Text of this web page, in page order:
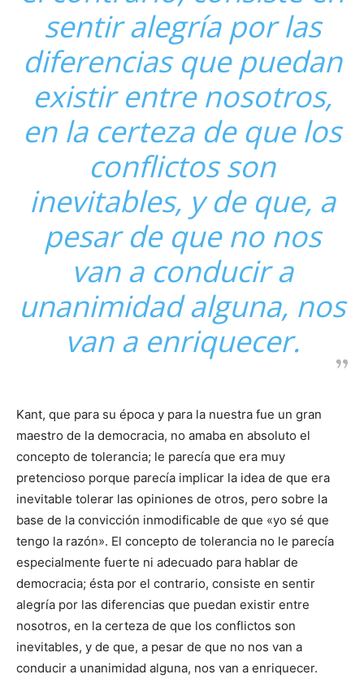
sentir alegría por las
diferencias que puedan
existir entre nosotros,
en la certeza de que los
conflictos son
inevitables, y de que, a
pesar de que no nos
van a conducir a
unanimidad alguna, nos
van a enriquecer.
Kant, que para su época y para la nuestra fue un gran
maestro de la democracia, no amaba en absoluto el
concepto de tolerancia; le parecía que era muy
pretencioso porque parecía implicar la idea de que era
inevitable tolerar las opiniones de otros, pero sobre la
base de la convicción inmodificable de que «yo sé que
tengo la razón». El concepto de tolerancia no le parecía
especialmente fuerte ni adecuado para hablar de
democracia; ésta por el contrario, consiste en sentir
alegría por las diferencias que puedan existir entre
nosotros, en la certeza de que los conflictos son
inevitables, y de que, a pesar de que no nos van a
conducir a unanimidad alguna, nos van a enriquecer.